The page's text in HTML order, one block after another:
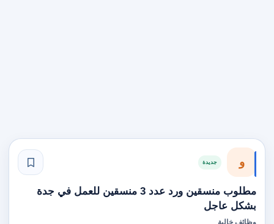
و جديدة
مطلوب منسقين ورد عدد 3 منسقين للعمل في جدة
بشكل عاجل
وظائف خالية